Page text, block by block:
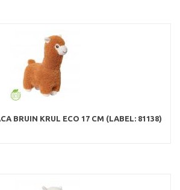
BRUIN KRUL ECO 17 CM (LABEL: 81138)